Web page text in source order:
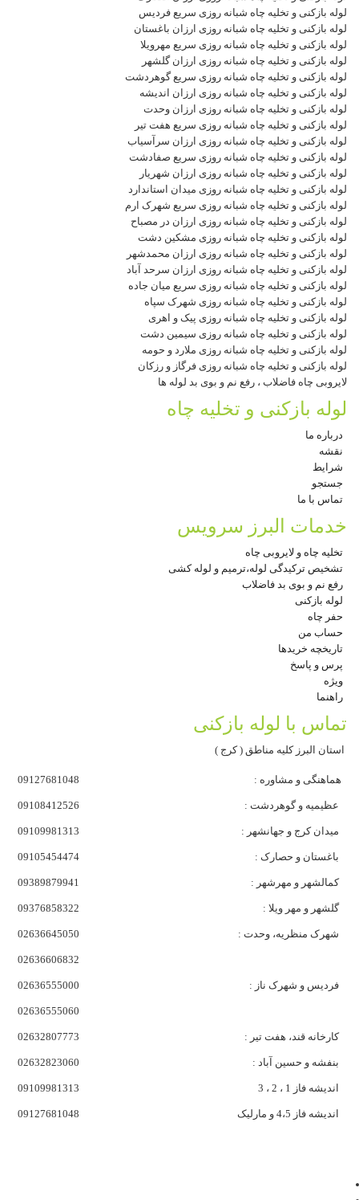
لوله بازکنی و تخلیه چاه شبانه روزی سریع فردیس
لوله بازکنی و تخلیه چاه شبانه روزی ارزان باغستان
لوله بازکنی و تخلیه چاه شبانه روزی سریع مهرویلا
لوله بازکنی و تخلیه چاه شبانه روزی ارزان گلشهر
لوله بازکنی و تخلیه چاه شبانه روزی سریع گوهردشت
لوله بازکنی و تخلیه چاه شبانه روزی ارزان اندیشه
لوله بازکنی و تخلیه چاه شبانه روزی ارزان وحدت
لوله بازکنی و تخلیه چاه شبانه روزی سریع هفت تیر
لوله بازکنی و تخلیه چاه شبانه روزی ارزان سرآسیاب
لوله بازکنی و تخلیه چاه شبانه روزی سریع صفادشت
لوله بازکنی و تخلیه چاه شبانه روزی ارزان شهریار
لوله بازکنی و تخلیه چاه شبانه روزی میدان استاندارد
لوله بازکنی و تخلیه چاه شبانه روزی سریع شهرک ارم
لوله بازکنی و تخلیه چاه شبانه روزی ارزان در مصباح
لوله بازکنی و تخلیه چاه شبانه روزی مشکین دشت
لوله بازکنی و تخلیه چاه شبانه روزی ارزان محمدشهر
لوله بازکنی و تخلیه چاه شبانه روزی ارزان سرحد آباد
لوله بازکنی و تخلیه چاه شبانه روزی سریع میان جاده
لوله بازکنی و تخلیه چاه شبانه روزی شهرک سپاه
لوله بازکنی و تخلیه چاه شبانه روزی پیک و اهری
لوله بازکنی و تخلیه چاه شبانه روزی سیمین دشت
لوله بازکنی و تخلیه چاه شبانه روزی ملارد و حومه
لوله بازکنی و تخلیه چاه شبانه روزی فرگاز و رزکان
لایروبی چاه فاضلاب ، رفع نم و بوی بد لوله ها
لوله بازکنی و تخلیه چاه
درباره ما
نقشه
شرایط
جستجو
تماس با ما
خدمات البرز سرویس
تخلیه چاه و لایروبی چاه
تشخیص ترکیدگی لوله،ترمیم و لوله کشی
رفع نم و بوی بد فاضلاب
لوله بازکنی
حفر چاه
حساب من
تاریخچه خریدها
پرس و پاسخ
ویژه
راهنما
تماس با لوله بازکنی
استان البرز کلیه مناطق ( کرج )
هماهنگی و مشاوره : 09127681048
عظیمیه و گوهردشت : 09108412526
میدان کرج و جهانشهر :
باغستان و حصارک :
کمالشهر و مهرشهر :
گلشهر و مهر ویلا :
شهرک منظریه، وحدت :
فردیس و شهرک ناز :
کارخانه قند، هفت تیر :
بنفشه و حسین آباد :
اندیشه فاز 1 ، 2 ، 3 09109981313
اندیشه فاز 4،5 و مارلیک 09127681048